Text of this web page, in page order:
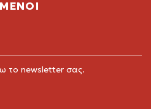
το newsletter σας.